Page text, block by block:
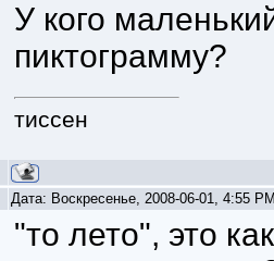
У кого
пиктограмму?
тиссен
Дата: Воскресенье, 2008-06-01, 4:55
"то лето", это